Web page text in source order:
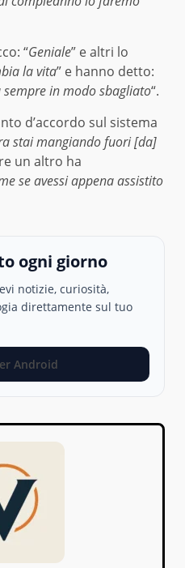
“Geniale” e altri lo
la vita” e hanno detto:
in modo sbagliato“.
d’accordo sul sistema
stai mangiando fuori [da]
un altro ha
se avessi appena assistito
ogni giorno
notizie, curiosità,
direttamente sul tuo
Android